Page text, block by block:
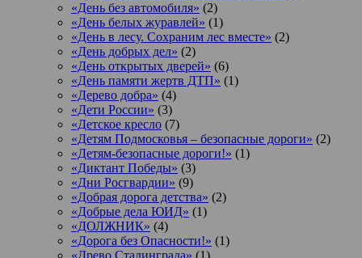
«День без автомобиля» (2)
«День белых журавлей» (1)
«День в лесу. Сохраним лес вместе» (2)
«День добрых дел» (2)
«День открытых дверей» (6)
«День памяти жертв ДТП» (1)
«Дерево добра» (4)
«Дети России» (3)
«Детское кресло (7)
«Детям Подмосковья – безопасные дороги» (2)
«Детям-безопасные дороги!» (1)
«Диктант Победы» (3)
«Дни Росгвардии» (9)
«Добрая дорога детства» (2)
«Добрые дела ЮИД» (1)
«ДОЛЖНИК» (4)
«Дорога без Опасности!» (1)